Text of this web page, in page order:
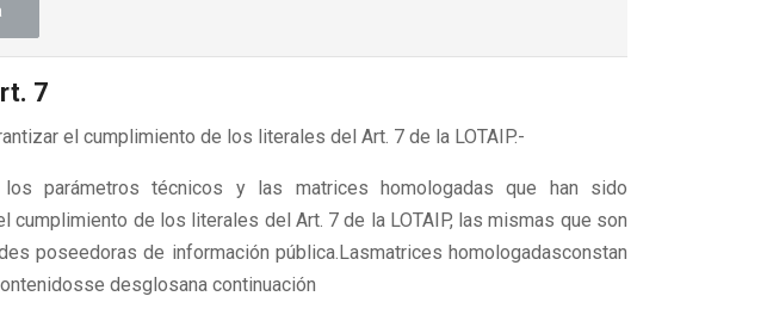
7
el cumplimiento de los literales del Art. 7 de la LOTAIP.-
parámetros técnicos y las matrices homologadas que han sido
cumplimiento de los literales del Art. 7 de la LOTAIP, las mismas que son
poseedoras de información pública.Lasmatrices homologadasconstan
desglosana continuación